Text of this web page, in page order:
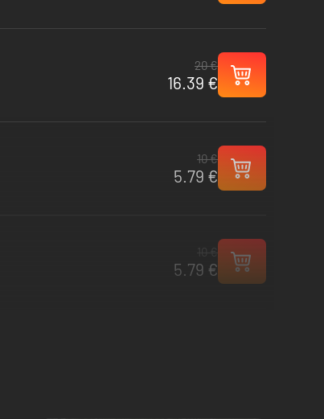
20 €
16.39 €
10 €
5.79 €
5.79 €